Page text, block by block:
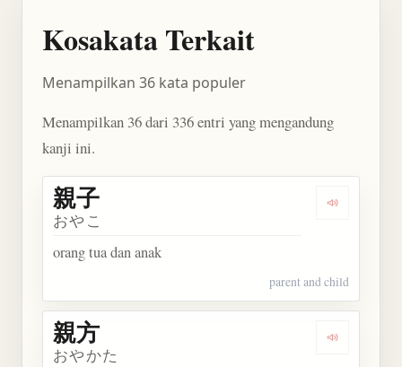
Kosakata Terkait
Menampilkan 36 kata populer
Menampilkan 36 dari 336 entri yang mengandung
kanji ini.
Dengarkan
親子
おやこ
orang tua dan anak
parent and child
Dengarkan
親方
おやかた